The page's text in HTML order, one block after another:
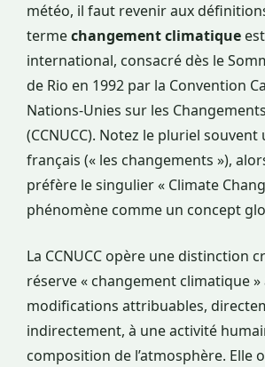
météo, il faut revenir aux
termechangement climatique
international, consacré dès le
de Rio en 1992 par la Convention
Nations-Unies sur les
(CCNUCC). Notez le pluriel souvent
français (« les changements »),
préfère le singulier « Climate
phénomène comme un concept
La CCNUCC opère une distinction
réserve « changement climatique »
modifications attribuables,
indirectement, à une activité
composition de l’atmosphère. Elle